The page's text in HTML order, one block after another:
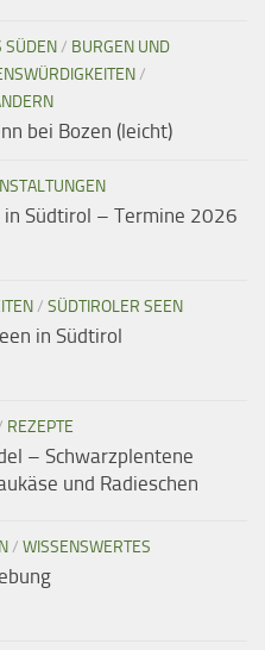
SÜDEN/ BURGEN UND
/
bei Bozen (leicht)
Südtirol – Termine 2026
/ SÜDTIROLER SEEN
in Südtirol
REZEPTE
– Schwarzplentene
und Radieschen
/ WISSENSWERTES